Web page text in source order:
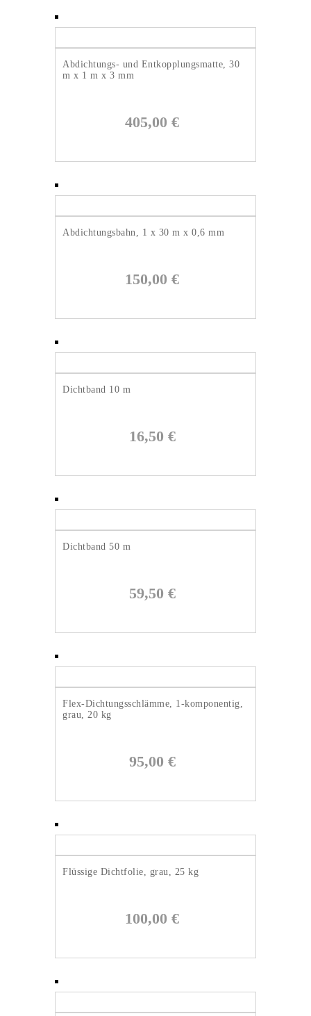
Abdichtungs- und Entkopplungsmatte, 30
m x 1 m x 3 mm
405,00 €
Abdichtungsbahn, 1 x 30 m x 0,6 mm
150,00 €
Dichtband 10 m
16,50 €
Dichtband 50 m
59,50 €
Flex-Dichtungsschlämme, 1-komponentig,
grau, 20 kg
95,00 €
Flüssige Dichtfolie, grau, 25 kg
100,00 €